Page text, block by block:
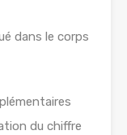
dans le corps
du chiffre